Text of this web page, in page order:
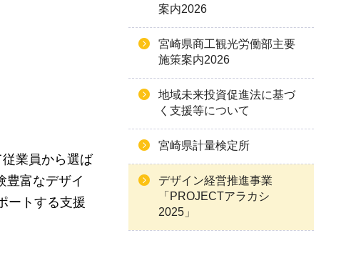
業員から選ば
豊富なデザイ
ートする支援
案内2026
宮崎県商工観光労働部主要
施策案内2026
地域未来投資促進法に基づ
く支援等について
宮崎県計量検定所
デザイン経営推進事業
「PROJECTアラカシ
2025」